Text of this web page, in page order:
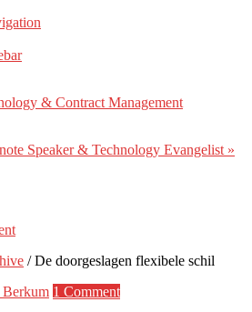
& Contract Management
Speaker & Technology Evangelist »
/De doorgeslagen flexibele schil
1 Comment